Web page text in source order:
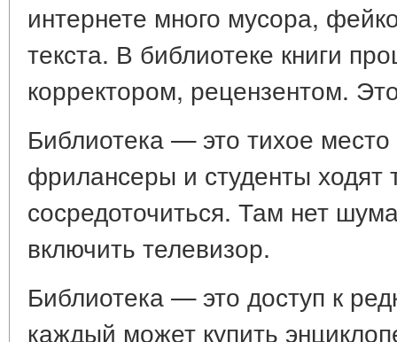
интернете много мусора,
текста. В библиотеке книги
корректором, рецензентом.
Библиотека — это тихое
фрилансеры и студенты ходят
сосредоточиться. Там нет
включить телевизор.
Библиотека — это доступ к
каждый может купить